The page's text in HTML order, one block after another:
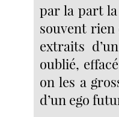
par la part
souvent rien
extraits
oublié,
on les a
d’un ego